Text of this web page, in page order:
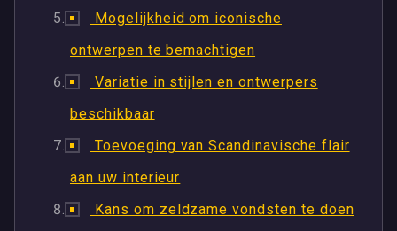
Mogelijkheid om iconische
ontwerpen te bemachtigen
Variatie in stijlen en ontwerpers
beschikbaar
Toevoeging van Scandinavische flair
aan uw interieur
Kans om zeldzame vondsten te doen